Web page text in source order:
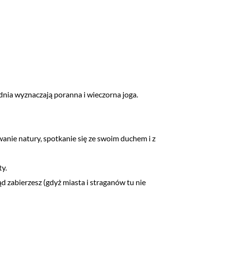
wyznaczają poranna i wieczorna joga.
natury, spotkanie się ze swoim duchem i z
zabierzesz (gdyż miasta i straganów tu nie